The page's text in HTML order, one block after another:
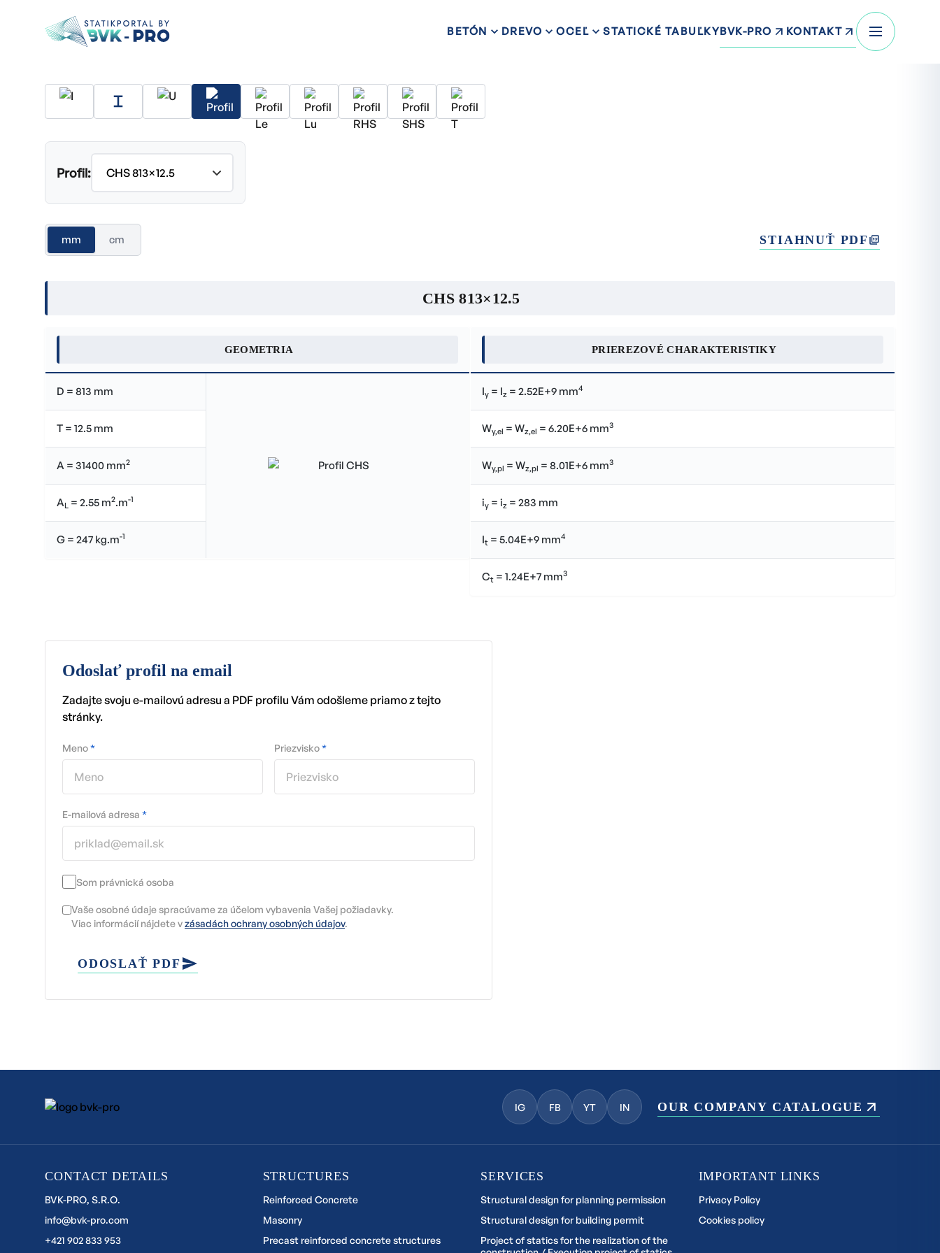
BETÓN DREVO OCEĽ STATICKÉ TABUĽKYBVK-PRO KONTAKT
Profil:
mm cm STIAHNUŤ PDF
CHS 813×12.5
GEOMETRIA
D = 813 mm
T = 12.5 mm
A = 31400 mm2
AL = 2.55 m2.m-1
G = 247 kg.m-1
PRIEREZOVÉ CHARAKTERISTIKY
Iy = Iz = 2.52E+9 mm4
Wy,el = Wz,el = 6.20E+6 mm3
Wy,pl = Wz,pl = 8.01E+6 mm3
iy = iz = 283 mm
It = 5.04E+9 mm4
Ct = 1.24E+7 mm3
Odoslať profil na email
Zadajte svoju e-mailovú adresu a PDF profilu Vám odošleme priamo z tejto
stránky.
Meno* Priezvisko*
E-mailová adresa *
Som právnická osoba
Vaše osobné údaje spracúvame za účelom vybavenia Vašej požiadavky.
Viac informácií nájdete vzásadách ochrany osobných údajov.
ODOSLAŤ PDF
IG FB YT IN OUR COMPANY CATALOGUE
CONTACT DETAILS
BVK-PRO, S.R.O.
info@bvk-pro.com
+421 902 833 953
STRUCTURES
Reinforced Concrete
Masonry
Precast reinforced concrete structures
SERVICES
Structural design for planning permission
Structural design for building permit
Project of statics for the realization of the
IMPORTANT LINKS
Privacy Policy
Cookies policy